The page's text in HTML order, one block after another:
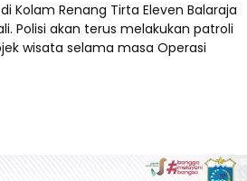
Kolam Renang Tirta Eleven Balaraja
Polisi akan terus melakukan patroli
wisata selama masa Operasi